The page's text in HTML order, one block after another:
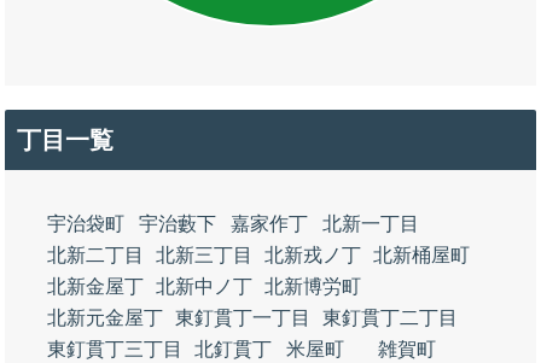
丁目一覧
宇治袋町 宇治藪下 嘉家作丁
北新一丁目
北新二丁目
北新三丁目 北新戎ノ丁 北新桶屋町
北新金屋丁 北新中ノ丁 北新博労町
北新元金屋丁 東釘貫丁一丁目
東釘貫丁二丁目
東釘貫丁三丁目
北釘貫丁 米屋町
雑賀町